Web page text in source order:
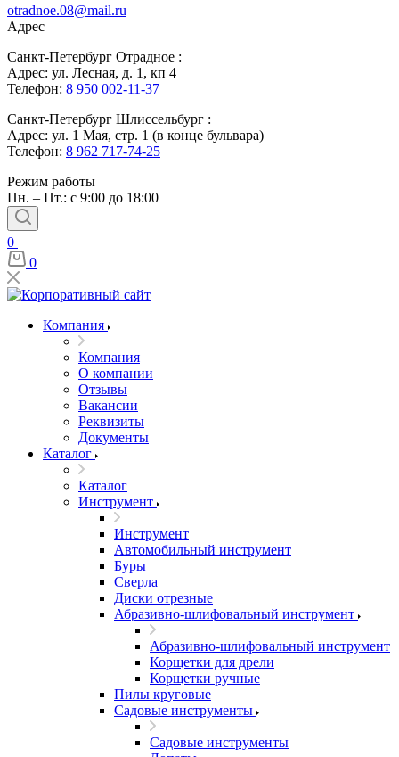
otradnoe.08@mail.ru
Адрес
Санкт-Петербург Отрадное :
Адрес: ул. Лесная, д. 1, кп 4
Телефон: 8 950 002-11-37
Санкт-Петербург Шлиссельбург :
Адрес: ул. 1 Мая, стр. 1 (в конце бульвара)
Телефон: 8 962 717-74-25
Режим работы
Пн. – Пт.: с 9:00 до 18:00
0
0
Компания
Компания
О компании
Отзывы
Вакансии
Реквизиты
Документы
Каталог
Каталог
Инструмент
Инструмент
Автомобильный инструмент
Буры
Сверла
Диски отрезные
Абразивно-шлифовальный инструмент
Абразивно-шлифовальный инструмент
Корщетки для дрели
Корщетки ручные
Пилы круговые
Садовые инструменты
Садовые инструменты